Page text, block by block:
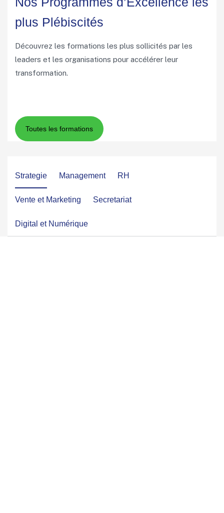
plus Plébiscités
Découvrez les formations les plus sollicités par les
leaders et les organisations pour accélérer leur
transformation.
Strategie Management RH
Vente et Marketing Secretariat
Digital et Numérique